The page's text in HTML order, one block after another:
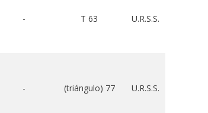
- T 63 U.R.S.S.
- (triángulo) 77 U.R.S.S.